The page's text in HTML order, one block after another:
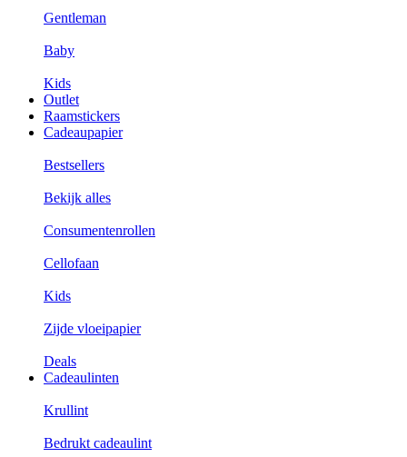
Gentleman
Baby
Kids
Outlet
Raamstickers
Cadeaupapier
Bestsellers
Bekijk alles
Consumentenrollen
Cellofaan
Kids
Zijde vloeipapier
Deals
Cadeaulinten
Krullint
Bedrukt cadeaulint